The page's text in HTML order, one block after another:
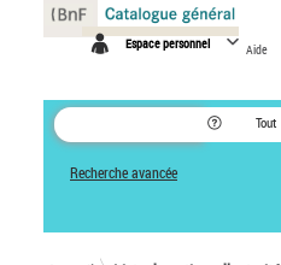
Espace personnel Aide
Tout
Recherche avancée
Panneau de gestion des cookies